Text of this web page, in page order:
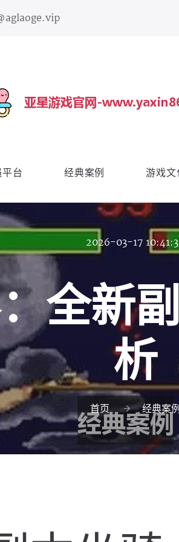
台 经典案例 游戏文
2026-03-17
全新
析
首页 经典案